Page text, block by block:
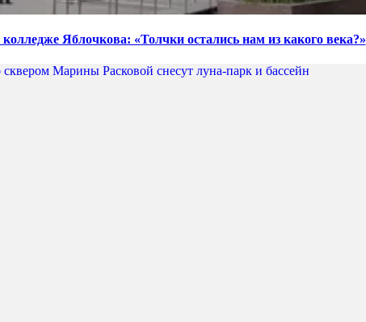
Яблочкова: «Толчки остались нам из какого века?»